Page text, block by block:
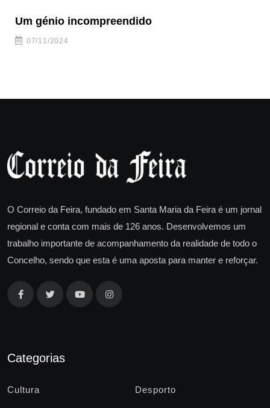
Um génio incompreendido
07/11/2024
O Correio da Feira, fundado em Santa Maria da Feira é um jornal
regional e conta com mais de 126 anos. Desenvolvemos um
trabalho importante de acompanhamento da realidade de todo o
Concelho, sendo que esta é uma aposta para manter e reforçar.
Categorias
Cultura Desporto